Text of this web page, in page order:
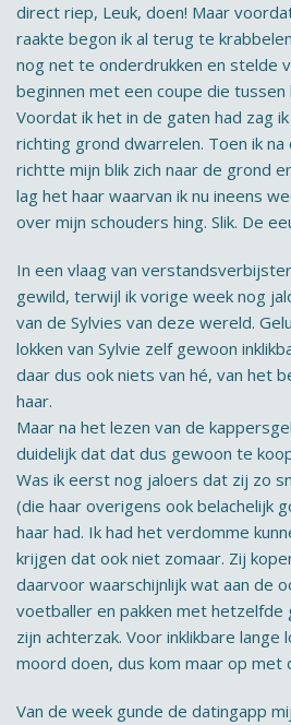
direct riep, Leuk, doen! Maar
raakte begon ik al terug te
nog net te onderdrukken en stelde
beginnen met een coupe die tussen
Voordat ik het in de gaten had zag
richting grond dwarrelen. Toen ik
richtte mijn blik zich naar de grond
lag het haar waarvan ik nu ineens
over mijn schouders hing. Slik. De
In een vlaag van
gewild, terwijl ik vorige week nog
van de Sylvies van deze wereld.
lokken van Sylvie zelf gewoon
daar dus ook niets van hé, van het
haar.
Maar na het lezen van de
duidelijk dat dat dus gewoon te
Was ik eerst nog jaloers dat zij zo
(die haar overigens ook belachelijk
haar had. Ik had het verdomme
krijgen dat ook niet zomaar. Zij
daarvoor waarschijnlijk wat aan de
voetballer en pakken met hetzelfde
zijn achterzak. Voor inklikbare lange
moord doen, dus kom maar op met
Van de week gunde de datingapp